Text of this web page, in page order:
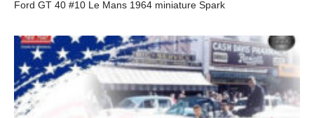
Ford GT 40 #10 Le Mans 1964 miniature Spark